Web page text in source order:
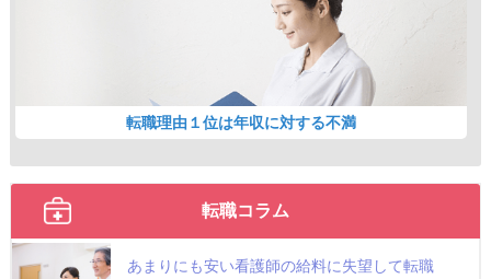
転職理由１位は年収に対する不満
転職コラム
あまりにも安い看護師の給料に失望して転職